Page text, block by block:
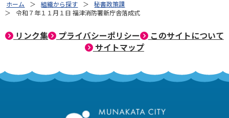
ホーム 組織から探す
秘書政策課
令和７年１１月１日 福津消防署新庁舎落成式
リンク集 プライバシーポリシー
このサイトについて
サイトマップ